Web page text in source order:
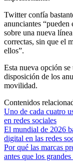
Twitter confía
anunciantes “pueden
sobre una nueva
correctas, sin que el
ellos”.
Esta nueva opción
disposición de los
movilidad.
Contenidos
Uno de cada cuatro
en redes sociales
El mundial de 2026
digital en las redes
Por qué las marcas
antes que los